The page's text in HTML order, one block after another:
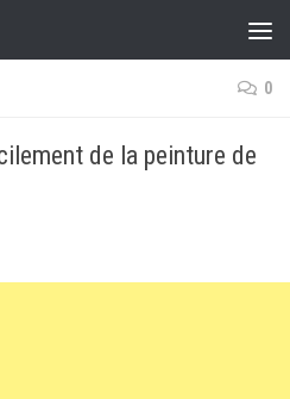
0
de la peinture de